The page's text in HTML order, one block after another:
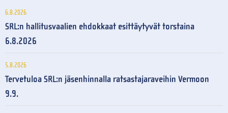
6.8.2026
SRL:n hallitusvaalien ehdokkaat esittäytyvät torstaina
6.8.2026
5.8.2026
Tervetuloa SRL:n jäsenhinnalla ratsastajaraveihin Vermoon
9.9.